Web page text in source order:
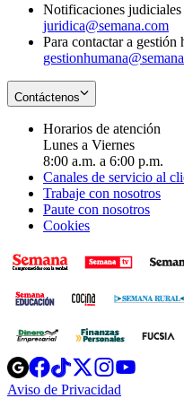
Notificaciones judiciales
juridica@semana.com
Para contactar a gestión
Contáctenos
Horarios de atención
Lunes a Viernes
8:00 a.m. a 6:00 p.m.
Canales de servicio al
Trabaje con nosotros
Paute con nosotros
Cookies
Opens
in
new
Opens
in
new
Opens
in
new
Opens
new
Aviso de Privacidad